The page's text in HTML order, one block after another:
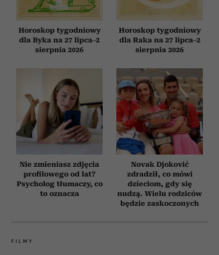
otrzymanymi od Ciebie lub uzyskanymi podczas
korzystania z ich usług.
Horoskop tygodniowy
dla Byka na 27 lipca–2
sierpnia 2026
Horoskop tygodniowy
dla Raka na 27 lipca–2
sierpnia 2026
Nie zmieniasz zdjęcia
profilowego od lat?
Psycholog tłumaczy, co
to oznacza
Novak Djoković
zdradził, co mówi
dzieciom, gdy się
nudzą. Wielu rodziców
będzie zaskoczonych
FILMY